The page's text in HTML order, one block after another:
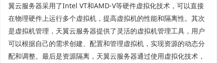
翼云服务器采用了Intel VT和AMD-V等硬件虚拟化技术，可以直接
在物理硬件上运行多个虚拟机，提高虚拟机的性能和隔离性。其次
是虚拟机管理，天翼云服务器提供了灵活的虚拟机管理工具，用户
可以根据自己的需求创建、配置和管理虚拟机，实现资源的动态分
配和调整。最后是资源隔离，天翼云服务器通过使用虚拟化技术，